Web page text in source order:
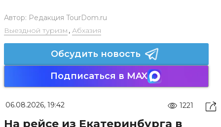
Автор: Редакция TourDom.ru
Выездной туризм , Абхазия
Обсудить новость
Подписаться в MAX
06.08.2026, 19:42 1221
На рейсе из Екатеринбурга в